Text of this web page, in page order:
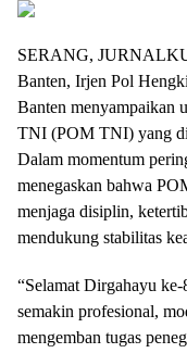
SERANG,
Banten, Irjen Pol
Banten menyampaikan
TNI (POM TNI) yang
Dalam momentum
menegaskan bahwa
menjaga disiplin,
mendukung stabilitas
“Selamat Dirgahayu
semakin profesional,
mengemban tugas